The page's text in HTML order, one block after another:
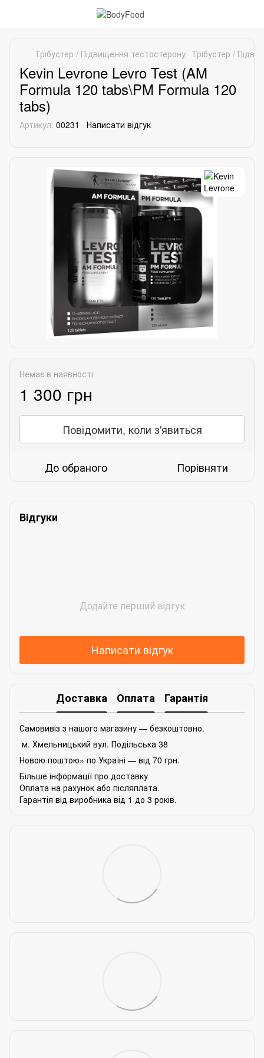
Трібустер / Підвищення тестостерону Трібустер /
Kevin Levrone Levro Test (AM
Formula 120 tabs\PM Formula 120
tabs)
Артикул: 00231 Написати відгук
Немає в наявності
1 300 грн
Повідомити, коли з'явиться
До обраного Порівняти
Відгуки
Додайте перший відгук
Написати відгук
Доставка Оплата Гарантія
Самовивіз з нашого магазину — безкоштовно.
м. Хмельницький вул. Подільська 38
Новою поштою» по Україні — від 70 грн.
Більше інформації про доставку
Оплата на рахунок або післяплата.
Гарантія від виробника від 1 до 3 років.